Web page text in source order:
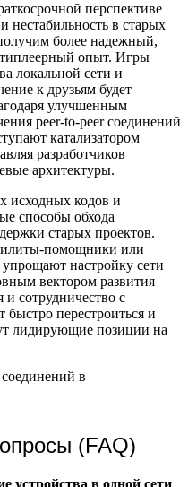
перспективе
нестабильность в старых
более надежный,
опыт. Игры
локальной сети и
к друзьям будет
улучшенным
peer-to-peer соединений
катализатором
разработчиков
архитектуры.
исходных кодов и
способы обхода
старых проектов.
помощники или
настройку сети
вектором развития
и сотрудничество с
перестроиться и
лидирующие позиции на
(FAQ)
устройства в одной сети